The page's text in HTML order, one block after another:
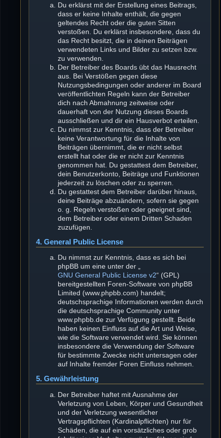
Du erklärst mit der Erstellung eines Beitrags,
dass er keine Inhalte enthält, die gegen
geltendes Recht oder die guten Sitten
verstoßen. Du erklärst insbesondere, dass du
das Recht besitzt, die in deinen Beiträgen
verwendeten Links und Bilder zu setzen bzw.
zu verwenden.
Der Betreiber des Boards übt das Hausrecht
aus. Bei Verstößen gegen diese
Nutzungsbedingungen oder anderer im Board
veröffentlichten Regeln kann der Betreiber
dich nach Abmahnung zeitweise oder
dauerhaft von der Nutzung dieses Boards
ausschließen und dir ein Hausverbot erteilen.
Du nimmst zur Kenntnis, dass der Betreiber
keine Verantwortung für die Inhalte von
Beiträgen übernimmt, die er nicht selbst
erstellt hat oder die er nicht zur Kenntnis
genommen hat. Du gestattest dem Betreiber,
dein Benutzerkonto, Beiträge und Funktionen
jederzeit zu löschen oder zu sperren.
Du gestattest dem Betreiber darüber hinaus,
deine Beiträge abzuändern, sofern sie gegen
o. g. Regeln verstoßen oder geeignet sind,
dem Betreiber oder einem Dritten Schaden
zuzufügen.
4. General Public License
Du nimmst zur Kenntnis, dass es sich bei
phpBB um eine unter der „
GNU General Public License v2“ (GPL)
bereitgestellten Foren-Software von phpBB
Limited (www.phpbb.com) handelt;
deutschsprachige Informationen werden durch
die deutschsprachige Community unter
www.phpbb.de zur Verfügung gestellt. Beide
haben keinen Einfluss auf die Art und Weise,
wie die Software verwendet wird. Sie können
insbesondere die Verwendung der Software
für bestimmte Zwecke nicht untersagen oder
auf Inhalte fremder Foren Einfluss nehmen.
5. Gewährleistung
Der Betreiber haftet mit Ausnahme der
Verletzung von Leben, Körper und Gesundheit
und der Verletzung wesentlicher
Vertragspflichten (Kardinalpflichten) nur für
Schäden, die auf ein vorsätzliches oder grob